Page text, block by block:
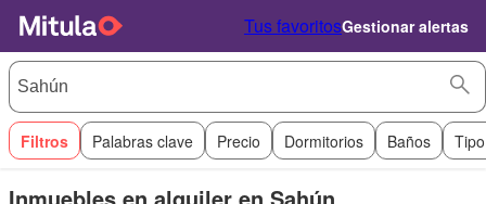
Tus favoritosGestionar alertas
Filtros Palabras clave Precio Dormitorios Baños